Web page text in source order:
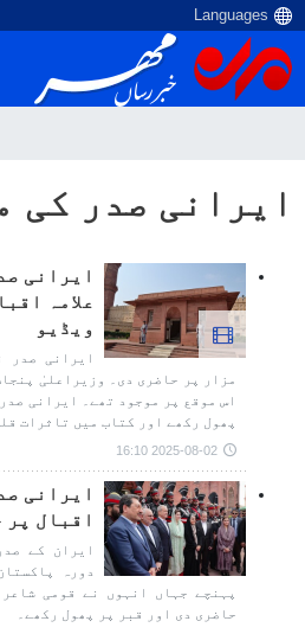
ایرانی صدر کی
ایرانی
علامہ
ویڈیو
ایرانی صدر
مزار پر حاضری دی۔ وزیراعلیٰ
اس موقع پر موجود تھے۔ ایرانی
پھول رکھے اور کتاب میں تاثرات
2025-08-02 16:10
ایرانی
اقبال پر
ایران کے
دورہ
پہنچے جہاں انہوں نے قومی
حاضری دی اور قبر پر پھول رکھے۔